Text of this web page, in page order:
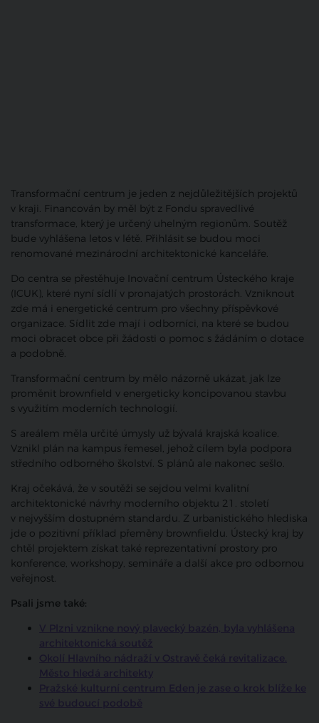
Transformační centrum je jeden z nejdůležitějších projektů
v kraji. Financován by měl být z Fondu spravedlivé
transformace, který je určený uhelným regionům. Soutěž
bude vyhlášena letos v létě. Přihlásit se budou moci
renomované mezinárodní architektonické kanceláře.
Do centra se přestěhuje Inovační centrum Ústeckého kraje
(ICUK), které nyní sídlí v pronajatých prostorách. Vzniknout
zde má i energetické centrum pro všechny příspěvkové
organizace. Sídlit zde mají i odborníci, na které se budou
moci obracet obce při žádosti o pomoc s žádáním o dotace
a podobně.
Transformační centrum by mělo názorně ukázat, jak lze
proměnit brownfield v energeticky koncipovanou stavbu
s využitím moderních technologií.
S areálem měla určité úmysly už bývalá krajská koalice.
Vznikl plán na kampus řemesel, jehož cílem byla podpora
středního odborného školství. S plánů ale nakonec sešlo.
Kraj očekává, že v soutěži se sejdou velmi kvalitní
architektonické návrhy moderního objektu 21. století
v nejvyšším dostupném standardu. Z urbanistického hlediska
jde o pozitivní příklad přeměny brownfieldu. Ústecký kraj by
chtěl projektem získat také reprezentativní prostory pro
konference, workshopy, semináře a další akce pro odbornou
veřejnost.
Psali jsme také:
V Plzni vznikne nový plavecký bazén, byla vyhlášena
architektonická soutěž
Okolí Hlavního nádraží v Ostravě čeká revitalizace.
Město hledá architekty
Pražské kulturní centrum Eden je zase o krok blíže ke
své budoucí podobě